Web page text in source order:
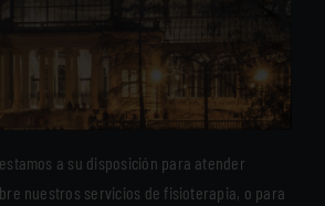
a su disposición para atender
nuestros servicios de fisioterapia, o para